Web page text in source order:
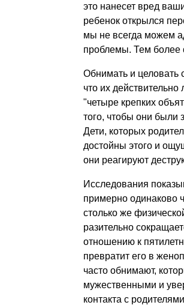
это нанесет вред
ребенок открылся
мы не всегда можем
проблемы. Тем более
Обнимать и целовать
что их
"четыре крепких
того, чтобы они были
Дети, которых
достойны этого и
они реагируют
Исследования
примерно одинаково
столько же
разительно
отношению к
превратит его в
часто обнимают,
мужественными и
контакта с